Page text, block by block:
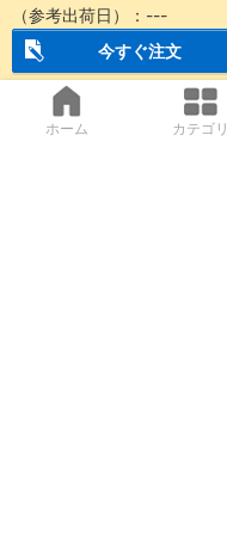
（参考出荷日）： ---
今すぐ注文
ホーム カテゴリ